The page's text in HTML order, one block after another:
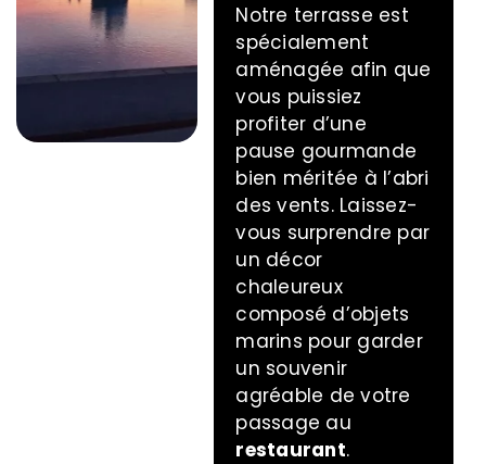
Notre terrasse est
spécialement
aménagée afin que
vous puissiez
profiter d’une
pause gourmande
bien méritée à l’abri
des vents. Laissez-
vous surprendre par
un décor
chaleureux
composé d’objets
marins pour garder
un souvenir
agréable de votre
passage au
restaurant.